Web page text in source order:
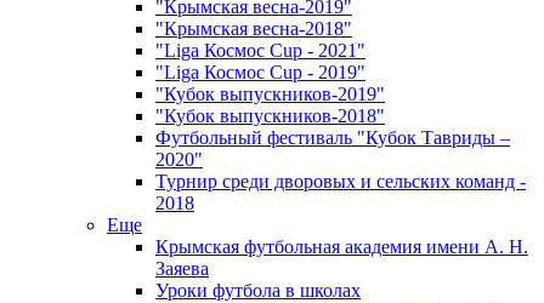
"Крымская весна-2019"
"Крымская весна-2018"
"Liga Космос Cup - 2021"
"Liga Космос Cup - 2019"
"Кубок выпускников-2019"
"Кубок выпускников-2018"
Футбольный фестиваль "Кубок Тавриды –
2020"
Турнир среди дворовых и сельских команд -
2018
Еще
Крымская футбольная академия имени А. Н.
Заяева
Уроки футбола в школах